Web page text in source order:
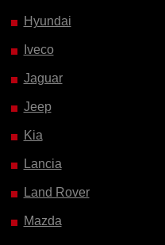
Hyundai
Iveco
Jaguar
Jeep
Kia
Lancia
Land Rover
Mazda